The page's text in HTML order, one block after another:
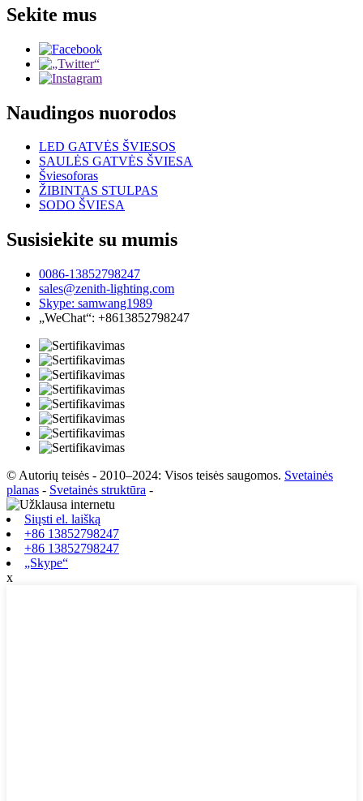
Sekite mus
Naudingos nuorodos
LED GATVĖS ŠVIESOS
SAULĖS GATVĖS ŠVIESA
Šviesoforas
ŽIBINTAS STULPAS
SODO ŠVIESA
Susisiekite su mumis
0086-13852798247
sales@zenith-lighting.com
Skype: samwang1989
„WeChat“: +8613852798247
© Autorių teisės - 2010–2024: Visos teisės saugomos. Svetainės
planas - Svetainės struktūra -
Siųsti el. laišką
+86 13852798247
+86 13852798247
„Skype“
x